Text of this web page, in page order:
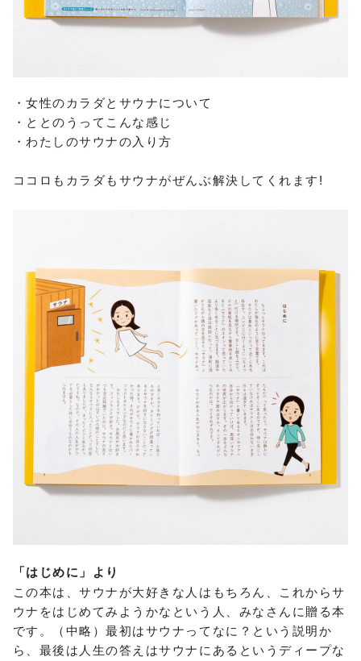
・女性のカラダとサウナについて
・ととのうってこんな感じ
・わたしのサウナの入り方
ココロもカラダもサウナがぜんぶ解決してくれます!
「はじめに」より
この本は、サウナが大好きな人はもちろん、これからサ
ウナをはじめてみようかなという人、みなさんに贈る本
です。（中略）最初はサウナってなに？という説明か
ら、最後は人生の答えはサウナにあるというディープな